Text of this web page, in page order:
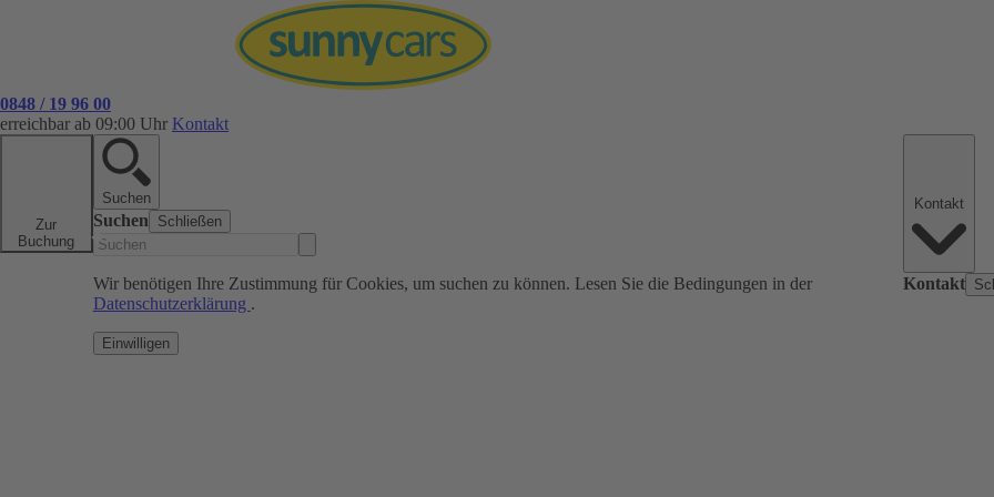
0848 / 19 96 00
erreichbar ab 09:00 Uhr Kontakt
Zur
Buchung
Suchen
Suchen Schließen
Wir benötigen Ihre Zustimmung für Cookies, um suchen zu können. Lesen Sie die Bedingungen in der
Datenschutzerklärung .
Einwilligen
Kontakt